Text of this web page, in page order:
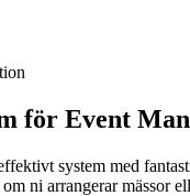
för Event
system med
ni arrangerar mässor